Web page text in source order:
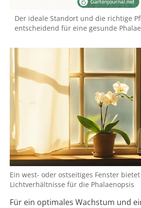
Der ideale Standort und die richtige
entscheidend für eine gesunde
Ein west- oder ostseitiges Fenster
Lichtverhältnisse für die Phalaenopsis
Für ein optimales Wachstum und